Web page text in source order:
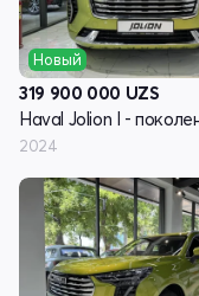
Новый
319 900 000 UZS
2024